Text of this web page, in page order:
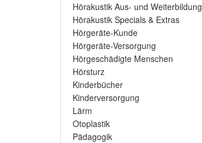
Hörakustik Aus- und Weiterbildung
Hörakustik Specials & Extras
Hörgeräte-Kunde
Hörgeräte-Versorgung
Hörgeschädigte Menschen
Hörsturz
Kinderbücher
Kinderversorgung
Lärm
Otoplastik
Pädagogik